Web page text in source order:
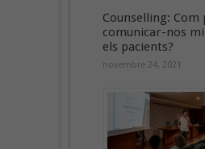
Counselling: Com
comunicar-nos
els pacients?
novembre 24, 2021